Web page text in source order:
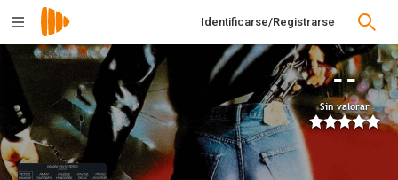
Identificarse/Registrarse
--
Sin valorar